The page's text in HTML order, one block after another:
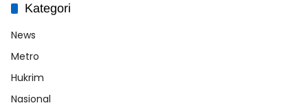
Kategori
News
Metro
Hukrim
Nasional